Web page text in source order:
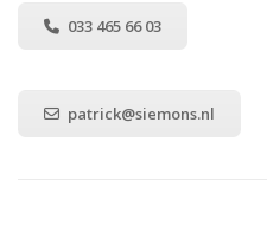
033 465 66 03
patrick@siemons.nl